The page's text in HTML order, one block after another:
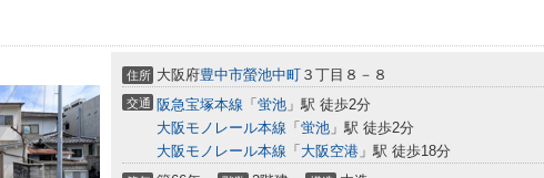
住所 大阪府豊中市螢池中町 ３丁目８－８
交通 阪急宝塚本線 「 蛍池 」駅 徒歩2分
大阪モノレール本線 「 蛍池 」駅 徒歩2分
大阪モノレール本線 「 大阪空港 」駅 徒歩18分